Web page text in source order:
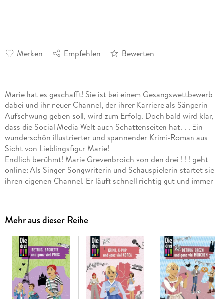
Merken Empfehlen Bewerten
Marie hat es geschafft! Sie ist bei einem Gesangswettbewerb
dabei und ihr neuer Channel, der ihrer Karriere als Sängerin
Aufschwung geben soll, wird zum Erfolg. Doch bald wird klar,
dass die Social Media Welt auch Schattenseiten hat. . . Ein
wunderschön illustrierter und spannender Krimi-Roman aus
Sicht von Lieblingsfigur Marie!
Endlich berühmt! Marie Grevenbroich von den drei ! ! ! geht
online: Als Singer-Songwriterin und Schauspielerin startet sie
ihren eigenen Channel. Er läuft schnell richtig gut und immer
Cyber-Mobbing um? Ein actionreicher und witziger Krimi-
Roman im Post-Stil rund um Social Media, Freundschaft,
Liebe und Lifestyle. Mit coolen Extras: wunderschön
illustrierte Channel-Post, lustige Chats und Tipps zum
richtigen Umgang mit Social Media. .
Mehr aus dieser Reihe